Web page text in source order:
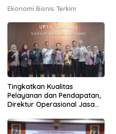
Ekonomi Bisnis Terkini
Tingkatkan Kualitas
Pelayanan dan Pendapatan,
Direktur Operasional Jasa
di Lampung dan Tinjau
Samsat Rajabasa